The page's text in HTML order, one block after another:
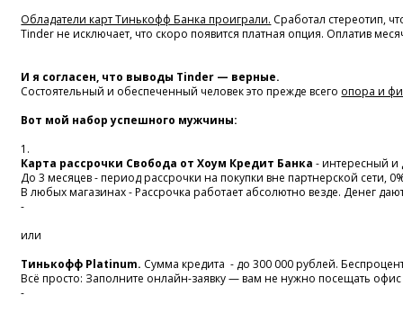
Обладатели карт Тинькофф Банка проиграли. Сработал стереотип,
Tinder не исключает, что скоро появится платная опция. Оплатив
И я согласен, что выводы Tinder — верные.
Состоятельный и обеспеченный человек это прежде всего опора и
Вот мой набор успешного мужчины:
1.
Карта рассрочки Свобода от Хоум Кредит Банка - интересный и
До 3 месяцев - период рассрочки на покупки вне партнерской сети,
В любых магазинах - Рассрочка работает абсолютно везде. Денег
-
или
Тинькофф Platinum. Сумма кредита - до 300 000 рублей.
Всё просто: Заполните онлайн-заявку — вам не нужно посещать
-